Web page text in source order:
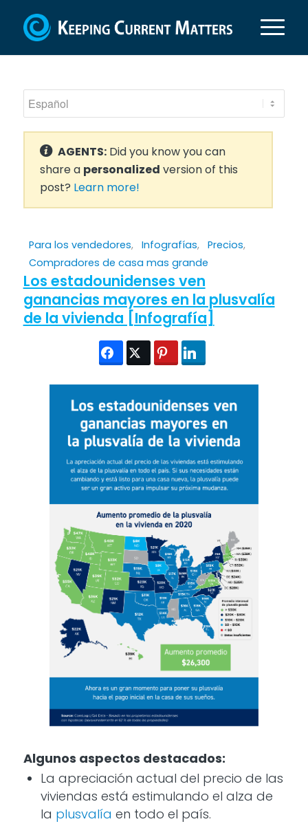
AGENTS:Did you know you can
share a personalized version of this
post? Learn more!
Para los vendedores, Infografías, Precios,
Compradores de casa mas grande
Los estadounidenses ven
ganancias mayores en la plusvalía
de la vivienda [Infografía]
Algunos aspectos destacados:
La apreciación actual del precio de las
viviendas está estimulando el alza de
la plusvalía en todo el país.